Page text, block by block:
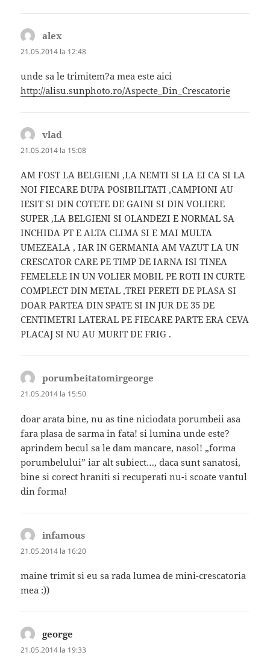
alex
21.05.2014 la 12:48
unde sa le trimitem?a mea este aici
http://alisu.sunphoto.ro/Aspecte_Din_Crescatorie
vlad
21.05.2014 la 15:08
AM FOST LA BELGIENI ,LA NEMTI SI LA EI CA SI LA
NOI FIECARE DUPA POSIBILITATI ,CAMPIONI AU
IESIT SI DIN COTETE DE GAINI SI DIN VOLIERE
SUPER ,LA BELGIENI SI OLANDEZI E NORMAL SA
INCHIDA PT E ALTA CLIMA SI E MAI MULTA
UMEZEALA , IAR IN GERMANIA AM VAZUT LA UN
CRESCATOR CARE PE TIMP DE IARNA ISI TINEA
FEMELELE IN UN VOLIER MOBIL PE ROTI IN CURTE
COMPLECT DIN METAL ,TREI PERETI DE PLASA SI
DOAR PARTEA DIN SPATE SI IN JUR DE 35 DE
CENTIMETRI LATERAL PE FIECARE PARTE ERA CEVA
PLACAJ SI NU AU MURIT DE FRIG .
porumbeitatomirgeorge
21.05.2014 la 15:50
doar arata bine, nu as tine niciodata porumbeii asa
fara plasa de sarma in fata! si lumina unde este?
aprindem becul sa le dam mancare, nasol! „forma
porumbelului” iar alt subiect…, daca sunt sanatosi,
bine si corect hraniti si recuperati nu-i scoate vantul
din forma!
infamous
21.05.2014 la 16:20
maine trimit si eu sa rada lumea de mini-crescatoria
mea :))
george
21.05.2014 la 19:33